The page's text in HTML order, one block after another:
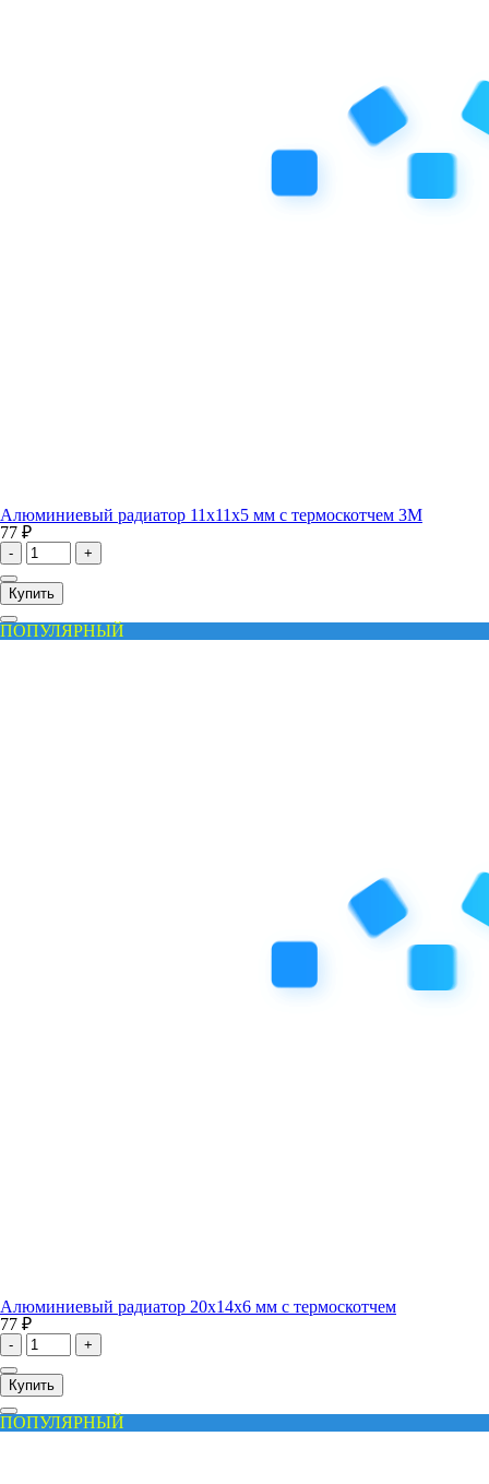
Алюминиевый радиатор 11x11x5 мм с термоскотчем 3M
77 ₽
- +
Купить
ПОПУЛЯРНЫЙ
Алюминиевый радиатор 20x14x6 мм с термоскотчем
77 ₽
- +
Купить
ПОПУЛЯРНЫЙ